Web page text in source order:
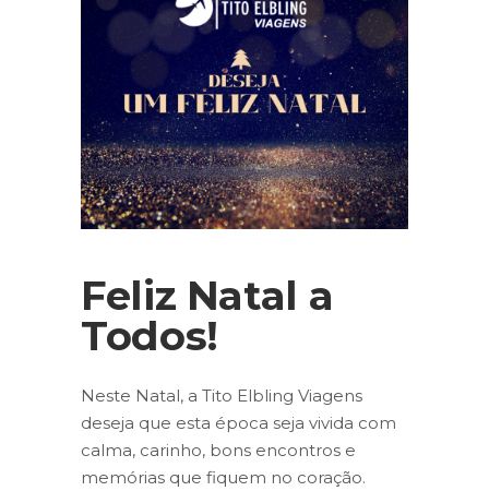
Feliz Natal a
Todos!
Neste Natal, a Tito Elbling Viagens
deseja que esta época seja vivida com
calma, carinho, bons encontros e
memórias que fiquem no coração.